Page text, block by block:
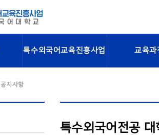
특수외국어교육진흥사업 교육과
공지사항
특수외국어전공